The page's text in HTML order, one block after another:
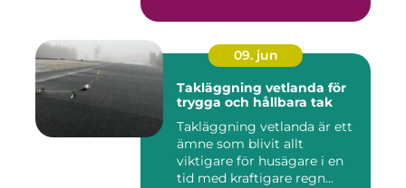
09. jun
Takläggning vetlanda för
trygga och hållbara tak
Takläggning vetlanda är ett
ämne som blivit allt
viktigare för husägare i en
tid med kraftigare regn...